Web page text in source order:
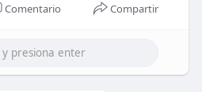
Comentario Compartir